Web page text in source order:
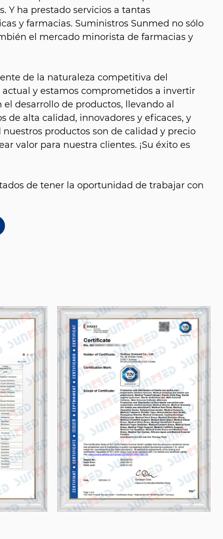
Y ha prestado servicios a tantas
y farmacias. Suministros Sunmed no sólo
el mercado minorista de farmacias y
de la naturaleza competitiva del
y estamos comprometidos a invertir
desarrollo de productos, llevando al
de alta calidad, innovadores y eficaces, y
productos son de calidad y precio
valor para nuestra clientes. ¡Su éxito es
de tener la oportunidad de trabajar con